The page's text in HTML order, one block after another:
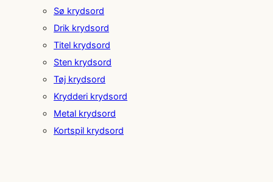
Sø krydsord
Drik krydsord
Titel krydsord
Sten krydsord
Tøj krydsord
Krydderi krydsord
Metal krydsord
Kortspil krydsord